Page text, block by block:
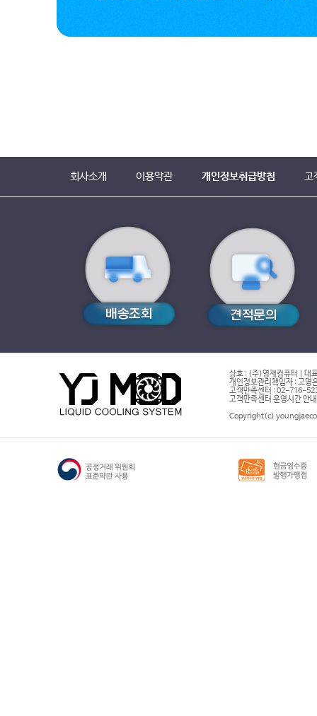
회사소개 이용약관 개인정보취급방침 고
상호 : (주)영재컴퓨터 | 대
개인정보관리책임자 : 고영
고객만족센터 : 02-716-
고객만족센터 운영시간 안
Copyright(c)